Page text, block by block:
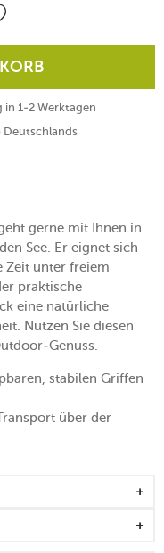
in 1-2 Werktagen
Deutschlands
gerne mit Ihnen in
See. Er eignet sich
Zeit unter freiem
praktische
eine natürliche
Nutzen Sie diesen
Genuss.
stabilen Griffen
über der
absichert